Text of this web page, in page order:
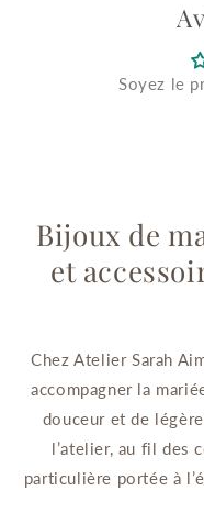
Soyez le
Bijoux de
et
Chez Atelier Sarah
accompagner la
douceur et de
l’atelier, au fil des
particulière portée à